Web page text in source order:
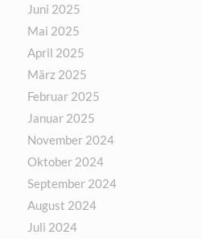
Juni 2025
Mai 2025
April 2025
März 2025
Februar 2025
Januar 2025
November 2024
Oktober 2024
September 2024
August 2024
Juli 2024